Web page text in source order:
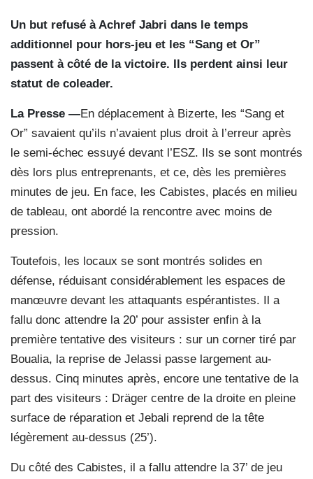
Un but refusé à Achref Jabri dans le temps
additionnel pour hors-jeu et les “Sang et Or”
passent à côté de la victoire. Ils perdent ainsi leur
statut de coleader.
La Presse —En déplacement à Bizerte, les “Sang et
Or” savaient qu’ils n’avaient plus droit à l’erreur après
le semi-échec essuyé devant l’ESZ. Ils se sont montrés
dès lors plus entreprenants, et ce, dès les premières
minutes de jeu. En face, les Cabistes, placés en milieu
de tableau, ont abordé la rencontre avec moins de
pression.
Toutefois, les locaux se sont montrés solides en
défense, réduisant considérablement les espaces de
manœuvre devant les attaquants espérantistes. Il a
fallu donc attendre la 20’ pour assister enfin à la
première tentative des visiteurs : sur un corner tiré par
Boualia, la reprise de Jelassi passe largement au-
dessus. Cinq minutes après, encore une tentative de la
part des visiteurs : Dräger centre de la droite en pleine
surface de réparation et Jebali reprend de la tête
légèrement au-dessus (25’).
Du côté des Cabistes, il a fallu attendre la 37’ de jeu